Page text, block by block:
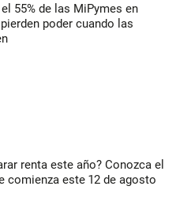
55% de las MiPymes en
poder cuando las
renta este año? Conozca el
comienza este 12 de agosto